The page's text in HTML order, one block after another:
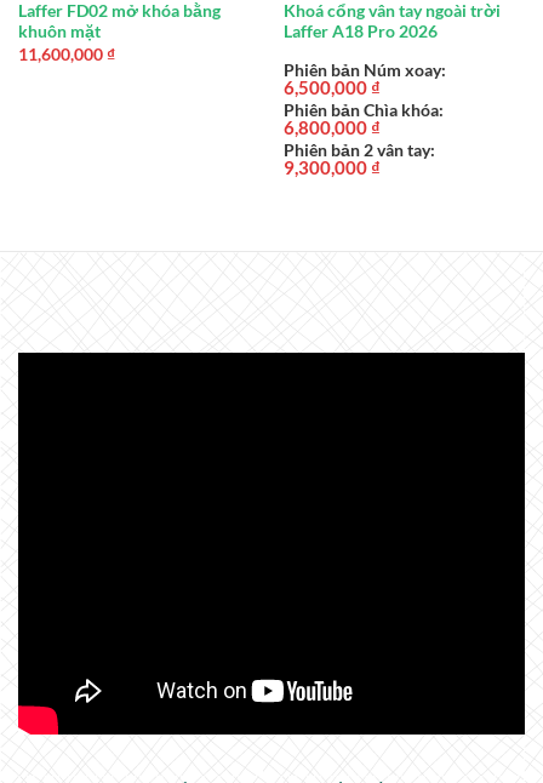
Laffer FD02 mở khóa bằng
khuôn mặt
11,600,000 ₫
Khoá cổng vân tay ngoài trời
Laffer A18 Pro 2026
Phiên bản Núm xoay:
6,500,000 ₫
Phiên bản Chìa khóa:
6,800,000 ₫
Phiên bản 2 vân tay:
9,300,000 ₫